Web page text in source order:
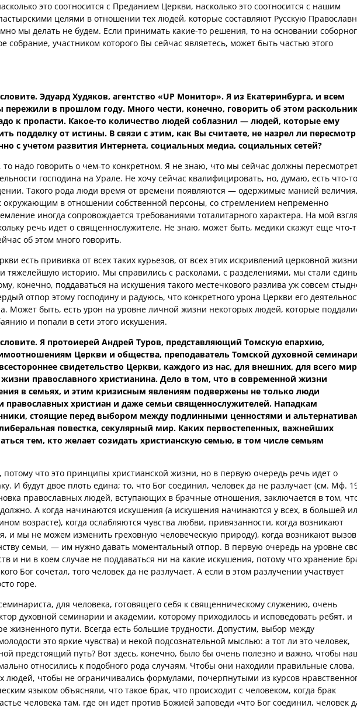
это соотносится с Преданием Церкви, насколько это соотносится с нашим
целями в отношении тех людей, которые составляют Русскую
мы делать не будем. Если принимать какие-то решения, то на основании
собрание, участником которого Вы сейчас являетесь, может быть частью этого
Эдуард Худяков, агентство «UP Монитор». Я из Екатеринбурга, и всем
пережили в прошлом году. Много чести, конечно, говорить об этом
к пропасти. Какое-то количество людей соблазнил — людей, которые ему
подделку от истины. В связи с этим, как Вы считаете, не назрел ли пересмотр
с учетом развития Интернета, социальных медиа, социальных сетей?
надо говорить о чем-то конкретном. Я не знаю, что мы сейчас должны
господина на Урале. Не хочу сейчас квалифицировать, но, думаю, есть что-
Такого рода люди время от времени появляются — одержимые манией
в отношении собственной персоны, со стремлением непременно
иногда сопровождается требованиями тоталитарного характера. На мой
речь идет о священнослужителе. Не знаю, может быть, медики скажут еще что-
об этом много говорить.
есть прививка от всех таких курьезов, от всех этих искривлений церковной
тяжелейшую историю. Мы справились с расколами, с разделениями, мы стали
конечно, поддаваться на искушения такого местечкового разлива уж совсем
отпор этому господину и радуюсь, что конкретного урона Церкви его
Может быть, есть урон на уровне личной жизни некоторых людей, которые
и попали в сети этого искушения.
Я протоиерей Андрей Туров, представляющий Томскую епархию,
Церкви и общества, преподаватель Томской духовной
свидетельство Церкви, каждого из нас, для внешних, для всего
жизни православного христианина. Дело в том, что в современной жизни
в семьях, и этим кризисным явлениям подвержены не только люди
православных христиан и даже семьи священнослужителей. Нападкам
стоящие перед выбором между подлинными ценностями и
повестка, секулярный мир. Каких первостепенных, важнейших
тем, кто желает созидать христианскую семью, в том числе семьям
что это принципы христианской жизни, но в первую очередь речь идет о
И будут двое плоть едина; то, что Бог соединил, человек да не разлучает (см. Мф.
православных людей, вступающих в брачные отношения, заключается в том,
А когда начинаются искушения (а искушения начинаются у всех, в большей
возрасте), когда ослабляются чувства любви, привязанности, когда возникают
и мы не можем изменить греховную человеческую природу), когда возникают
семьи, — им нужно давать моментальный отпор. В первую очередь на уровне
и ни в коем случае не поддаваться ни на какие искушения, потому что хранение
Бог сочетал, того человек да не разлучает. А если в этом разлучении участвует
горе.
для человека, готовящего себя к священническому служению, очень
духовной семинарии и академии, которому приходилось и исповедовать ребят, и
жизненного пути. Всегда есть большие трудности. Допустим, выбор между
это яркие чувства) и некой подсознательной мыслью: а тот ли это человек,
предстоящий путь? Вот здесь, конечно, было бы очень полезно и важно, чтобы
относились к подобного рода случаям, Чтобы они находили правильные слова,
людей, чтобы не ограничивались формулами, почерпнутыми из курсов
языком объясняли, что такое брак, что происходит с человеком, когда брак
человека там, где он идет против Божией заповеди «что Бог соединил, человек